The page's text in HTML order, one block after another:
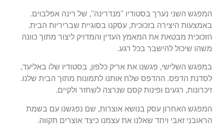
המפגש השני נערך בסטודיו "מנדרינה", של רינה אפלבוים.
באמצעות היצירה בזכוכית, עסקנו בסוגיית שבריריות הבית.
הזכוכית מבטאת את המאמץ העדין והמדויק ליצור מתוך כוונה
משהו שיכול להישבר בכל רגע.
במפגש השלישי, פגשנו את אריק כלפון, בסטודיו שלו באליעד,
לסדנת הדפס. ההדפס שלח אותנו לתמונות מתוך הבית שלנו.
זיכרונות, רגעים ופינות קסם שנרצה לשחזר ולקיים.
המפגש האחרון עסק בנושא אוצרות, שם נפגשנו עם בשמת
הראובני זאבי ויחד שאלנו את עצמנו כיצד אוצרים תקווה.